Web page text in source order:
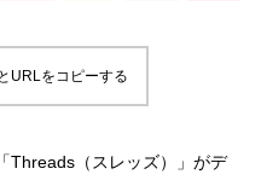
URLをコピーする
Threads（スレッズ）」がデ